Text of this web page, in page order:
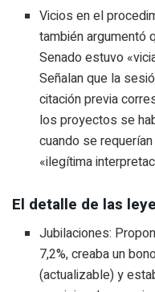
Vicios en el
también argumentó
Senado estuvo
Señalan que la
citación previa
los proyectos se
cuando se
«ilegítima
El detalle de las
Jubilaciones:
7,2%, creaba un
(actualizable) y